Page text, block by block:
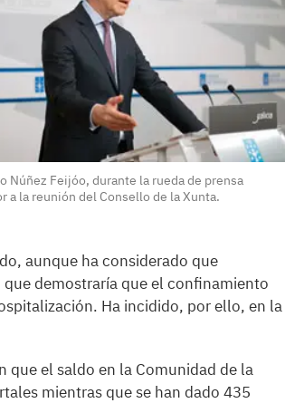
Núñez Feijóo, durante la rueda de prensa
a la reunión del Consello de la Xunta.
aunque ha considerado que
demostraría que el confinamiento
Ha incidido, por ello, en la
que el saldo en la Comunidad de la
mientras que se han dado 435